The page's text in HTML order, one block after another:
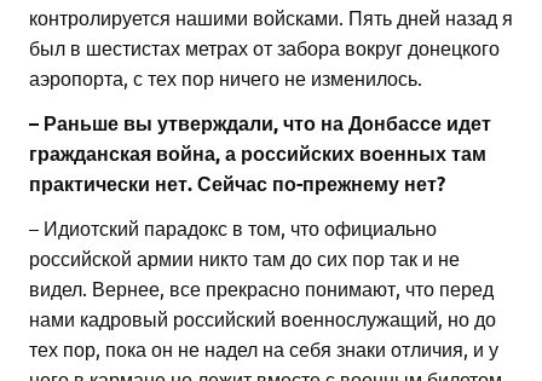
контролируется нашими войсками. Пять дней назад я
был в шестистах метрах от забора вокруг донецкого
аэропорта, с тех пор ничего не изменилось.
– Раньше вы утверждали, что на Донбассе идет
гражданская война, а российских военных там
практически нет. Сейчас по-прежнему нет?
– Идиотский парадокс в том, что официально
российской армии никто там до сих пор так и не
видел. Вернее, все прекрасно понимают, что перед
нами кадровый российский военнослужащий, но до
тех пор, пока он не надел на себя знаки отличия, и у